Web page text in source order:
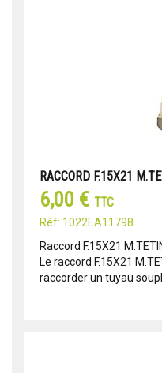
RACCORD F.15X21
6,00 € TTC
Réf: 1022EA11798
Raccord F.15X21
Le raccord F.15X21
raccorder un tuyau